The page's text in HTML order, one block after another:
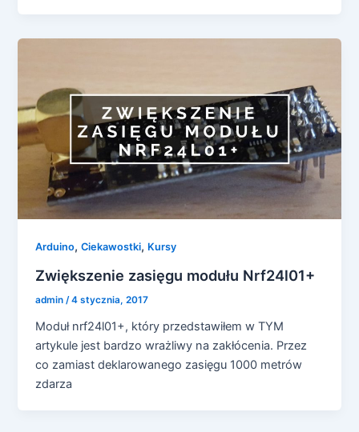
Arduino,Ciekawostki, Kursy
Zwiększenie zasięgu modułu Nrf24l01+
admin /4 stycznia, 2017
Moduł nrf24l01+, który przedstawiłem w TYM
artykule jest bardzo wrażliwy na zakłócenia. Przez
co zamiast deklarowanego zasięgu 1000 metrów
zdarza